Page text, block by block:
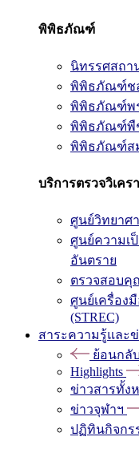
พิพิธภัณฑ์
นิทรรศสถา
พิพิธภัณฑ์ช
พิพิธภัณฑ์พ
พิพิธภัณฑ์พื
พิพิธภัณฑ์ส
บริการตรวจวิเค
ศูนย์วิทยาศ
ศูนย์ความเ
อันตราย
ตรวจสอบคุ
ศูนย์เครื่อง
(STREC)
สาระความรู้และ
ย้อนกลับ
Highlights
ข่าวสารทั้ง
ข่าวจุฬาฯ
ปฏิทินกิจกร